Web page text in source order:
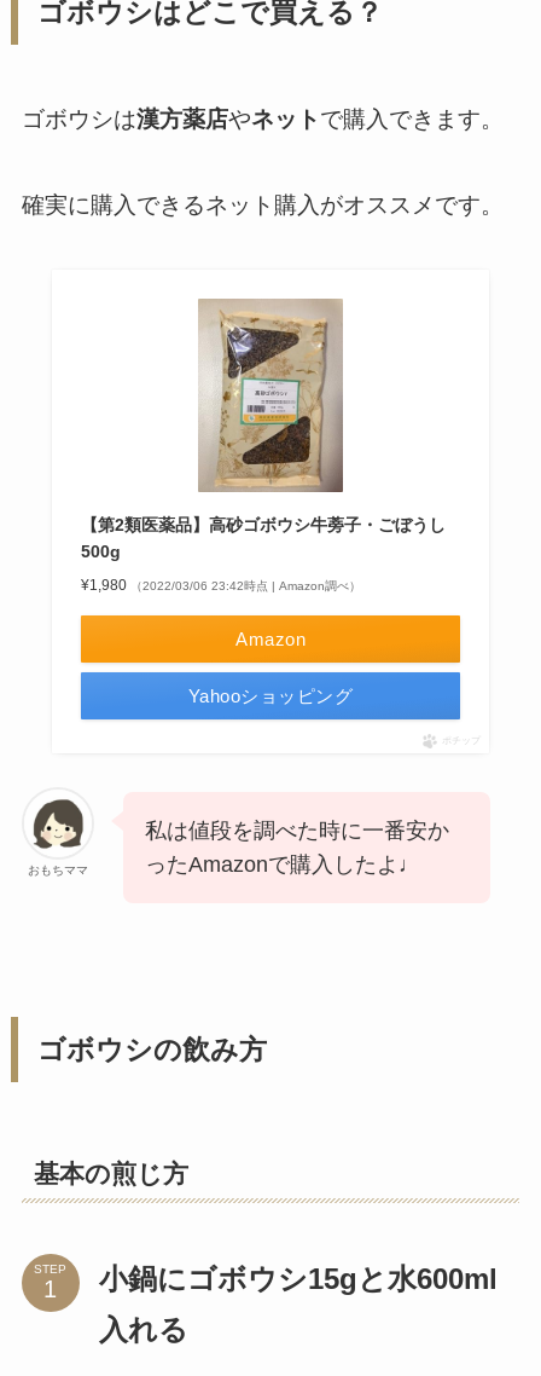
ゴボウシはどこで買える？
ゴボウシは漢方薬店やネットで購入できます。
確実に購入できるネット購入がオススメです。
【第2類医薬品】高砂ゴボウシ牛蒡子・ごぼうし
500g
¥1,980 （2022/03/06 23:42時点 | Amazon調べ）
Amazon
Yahooショッピング
ポチップ
おもちママ
私は値段を調べた時に一番安か
ったAmazonで購入したよ♩
ゴボウシの飲み方
基本の煎じ方
STEP
小鍋にゴボウシ15gと水600ml
入れる